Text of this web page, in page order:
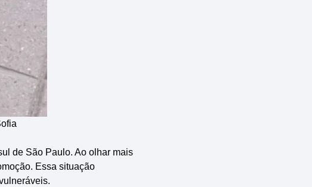
de São Paulo. Ao olhar mais
Essa situação